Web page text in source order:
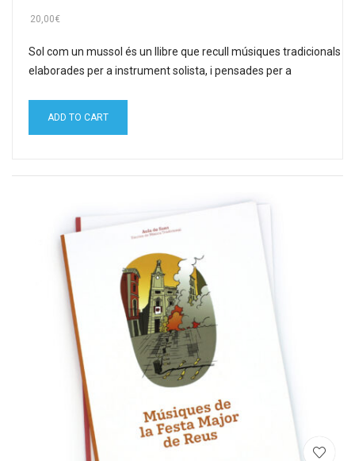
20,00€
Sol com un mussol és un llibre que recull músiques tradicionals
elaborades per a instrument solista, i pensades per a
ADD TO CART